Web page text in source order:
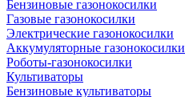
Бензиновые газонокосилки
Газовые газонокосилки
Электрические газонокосилки
Аккумуляторные газонокосилки
Роботы-газонокосилки
Культиваторы
Бензиновые культиваторы